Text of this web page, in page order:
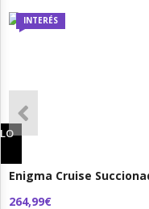
INTERÉS
Enigma Cruise
264,99€